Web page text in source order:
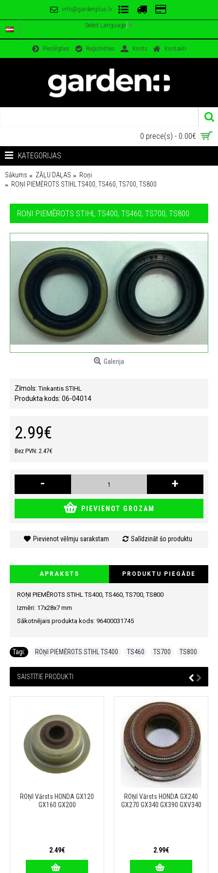
info@gardenplus.lv
Select Language ▼
Pieslēgties Reģistrēties Konts Kontakti
0 prece(s) - 0.00€
KATEGORIJAS
Sākums ZĀĻU DAĻAS
Roņi
ROŅI PIEMĒROTS STIHL TS400, TS460, TS700, TS800
ROŅI PIEMĒROTS STIHL TS400, TS460, TS700, TS800
Galerija
Zīmols:Tinkantis STIHL
Produkta kods: 06-04014
2.99€
Bez PVN: 2.47€
- +
PIEVIENOT GROZAM
Pievienot vēlmju sarakstam Salīdzināt šo produktu
APRAKSTS PRODUKTU PIEGĀDE
ROŅI PIEMĒROTS STIHL TS400, TS460, TS700, TS800
Izmēri: 17x28x7 mm
Sākotnējais produkta kods: 96400031745
Tagi: ROŅI PIEMĒROTS STIHL TS400 TS460 TS700 TS800
SAISTĪTIE PRODUKTI
ROŅI Vārsts HONDA GX120
GX160 GX200
2.49€
ROŅI Vārsts HONDA GX240
GX270 GX340 GX390 GXV340
2.99€